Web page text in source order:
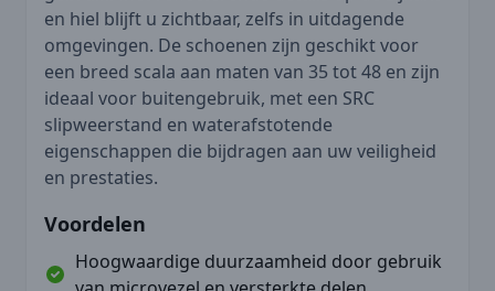
en hiel blijft u zichtbaar, zelfs in uitdagende
omgevingen. De schoenen zijn geschikt voor
een breed scala aan maten van 35 tot 48 en zijn
ideaal voor buitengebruik, met een SRC
slipweerstand en waterafstotende
eigenschappen die bijdragen aan uw veiligheid
en prestaties.
Voordelen
Hoogwaardige duurzaamheid door gebruik